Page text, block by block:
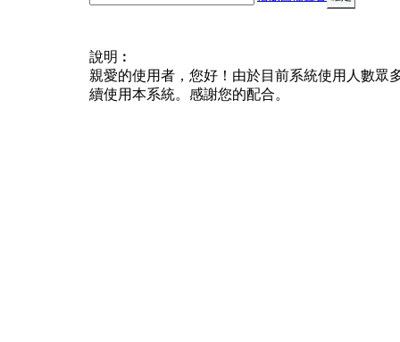
說明︰
親愛的使用者，您好！由於目前系統使用人數眾
續使用本系統。感謝您的配合。